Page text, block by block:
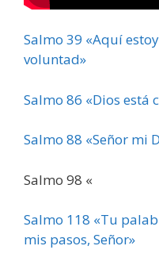
Salmo 39 «Aquí
voluntad»
Salmo 86 «Dios está
Salmo 88 «Señor mi
Salmo 98 «
Salmo 118 «Tu
mis pasos, Señor»